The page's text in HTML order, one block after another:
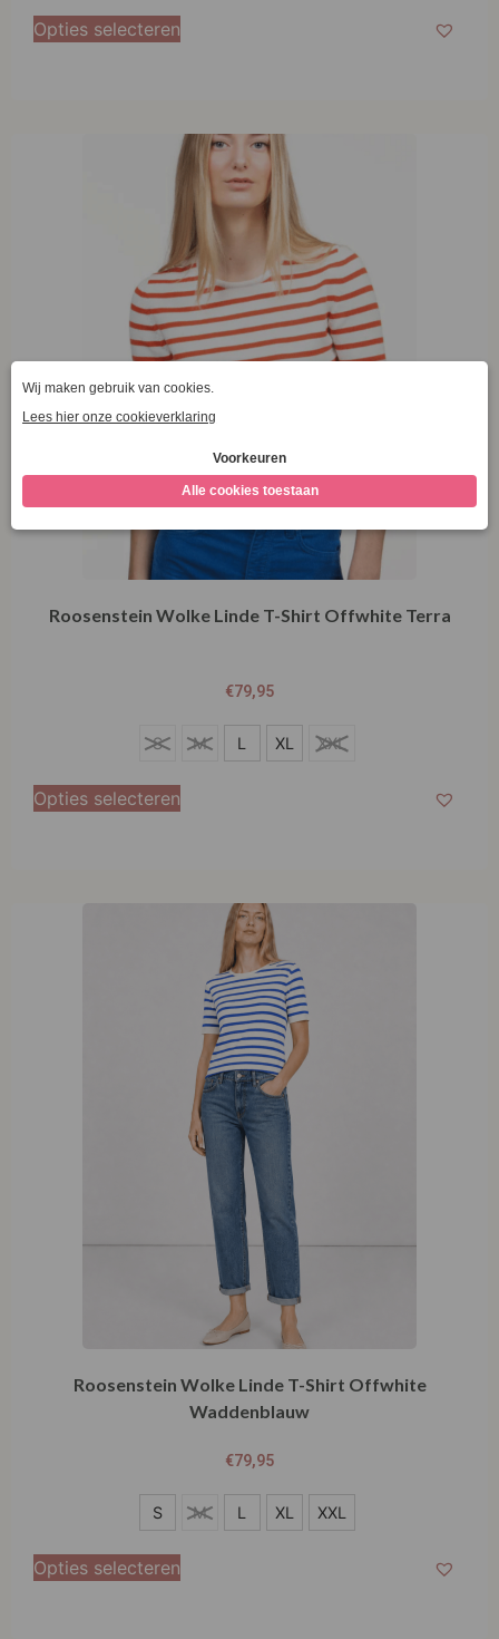
M
Opties selecteren
Roosenstein Wolke Linde T-Shirt Offwhite Terra
€79,95
M
S M L XL XXL
Opties selecteren
Roosenstein Wolke Linde T-Shirt Offwhite
Waddenblauw
€79,95
M
S M L XL XXL
Opties selecteren